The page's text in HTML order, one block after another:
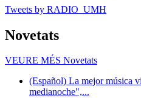
Tweets by RADIO_UMH
Novetats
VEURE MÉS Novetats
(Español) La mejor música
medianoche",...